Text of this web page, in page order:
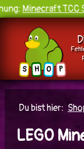
Zum Hauptinhalt
Minecraft TCC
S H O P
Du bist hier:
LEGO